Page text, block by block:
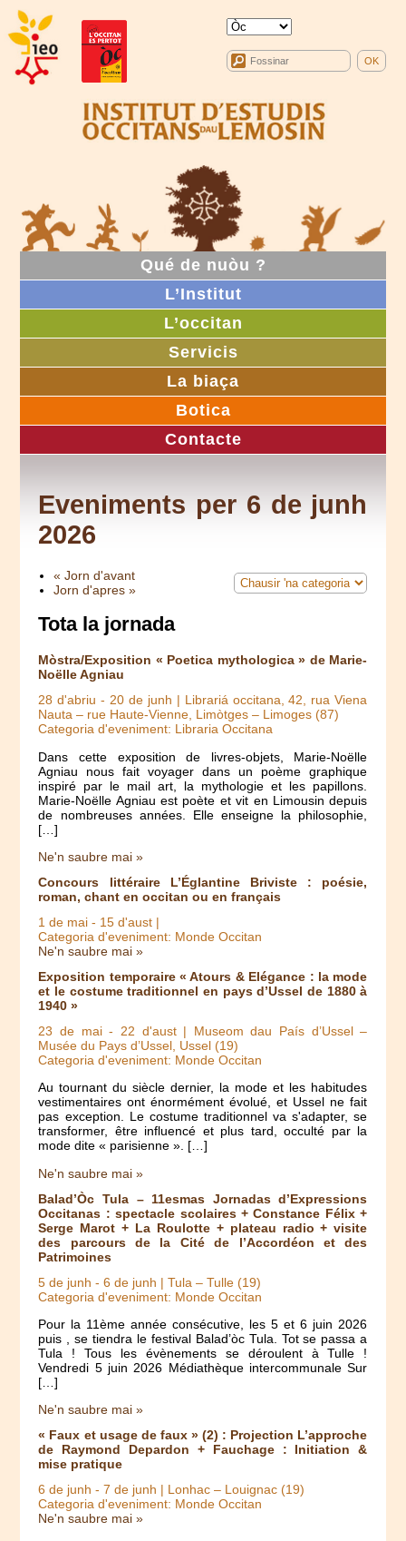
Qué de nuòu ?
L’Institut
L’occitan
Servicis
La biaça
Botica
Contacte
Eveniments per 6 de junh
2026
« Jorn d'avant
Jorn d'apres »
Tota la jornada
Mòstra/Exposition « Poetica mythologica » de Marie-
Noëlle Agniau
28 d'abriu -20 de junh | Librariá occitana, 42, rua Viena
Nauta – rue Haute-Vienne, Limòtges – Limoges (87)
Categoria d'eveniment: Libraria Occitana
Dans cette exposition de livres-objets, Marie-Noëlle
Agniau nous fait voyager dans un poème graphique
inspiré par le mail art, la mythologie et les papillons.
Marie-Noëlle Agniau est poète et vit en Limousin depuis
de nombreuses années. Elle enseigne la philosophie,
[…]
Ne'n saubre mai »
Concours littéraire L’Églantine Briviste : poésie,
roman, chant en occitan ou en français
1 de mai - 15 d'aust |
Categoria d'eveniment: Monde Occitan
Ne'n saubre mai »
Exposition temporaire « Atours & Elégance : la mode
et le costume traditionnel en pays d’Ussel de 1880 à
1940 »
23 de mai- 22 d'aust| Museom dau País d’Ussel –
Musée du Pays d’Ussel, Ussel (19)
Categoria d'eveniment: Monde Occitan
Au tournant du siècle dernier, la mode et les habitudes
vestimentaires ont énormément évolué, et Ussel ne fait
pas exception. Le costume traditionnel va s'adapter, se
transformer, être influencé et plus tard, occulté par la
mode dite « parisienne ». […]
Ne'n saubre mai »
Balad’Òc Tula – 11esmas Jornadas d’Expressions
Occitanas : spectacle scolaires + Constance Félix +
Serge Marot + La Roulotte + plateau radio + visite
des parcours de la Cité de l’Accordéon et des
Patrimoines
5 de junh -6 de junh | Tula – Tulle (19)
Categoria d'eveniment: Monde Occitan
Pour la 11ème année consécutive, les 5 et 6 juin 2026
puis , se tiendra le festival Balad’òc Tula. Tot se passa a
Tula ! Tous les évènements se déroulent à Tulle !
Vendredi 5 juin 2026 Médiathèque intercommunale Sur
[…]
Ne'n saubre mai »
« Faux et usage de faux » (2) : Projection L’approche
de Raymond Depardon + Fauchage : Initiation &
mise pratique
6 de junh -7 de junh | Lonhac – Louignac (19)
Categoria d'eveniment: Monde Occitan
Ne'n saubre mai »